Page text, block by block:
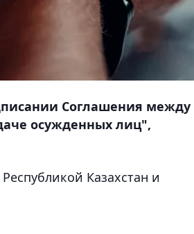
Соглашения между
осужденных лиц",
Казахстан и